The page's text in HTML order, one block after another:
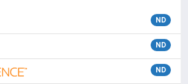
ND
ND
ND